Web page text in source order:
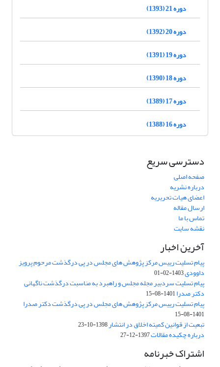
دوره 21 (1393)
دوره 20 (1392)
دوره 19 (1391)
دوره 18 (1390)
دوره 17 (1389)
دوره 16 (1388)
دسترسی سریع
صفحه اصلی
درباره نشریه
اعضای هیات تحریریه
ارسال مقاله
تماس با ما
نقشه سایت
آخرین اخبار
پیام تسلیت رییس مرکز پژوهش های مجلس در پی درگذشت مرحوم پرویز
داوودی1403-02-01
پیام تسلیت سردبیر مجله مجلس و راهبرد به مناسبت درگذشت ناگهانی
دکتر صدرا1401-08-15
پیام تسلیت رییس مرکز پژوهش های مجلس در پی درگذشت دکتر صدرا
1401-08-15
تبعیت از قوانین کمیته اخلاق در انتشار1398-10-23
درباره چکیده مقالات1397-12-27
اشتراک خبرنامه